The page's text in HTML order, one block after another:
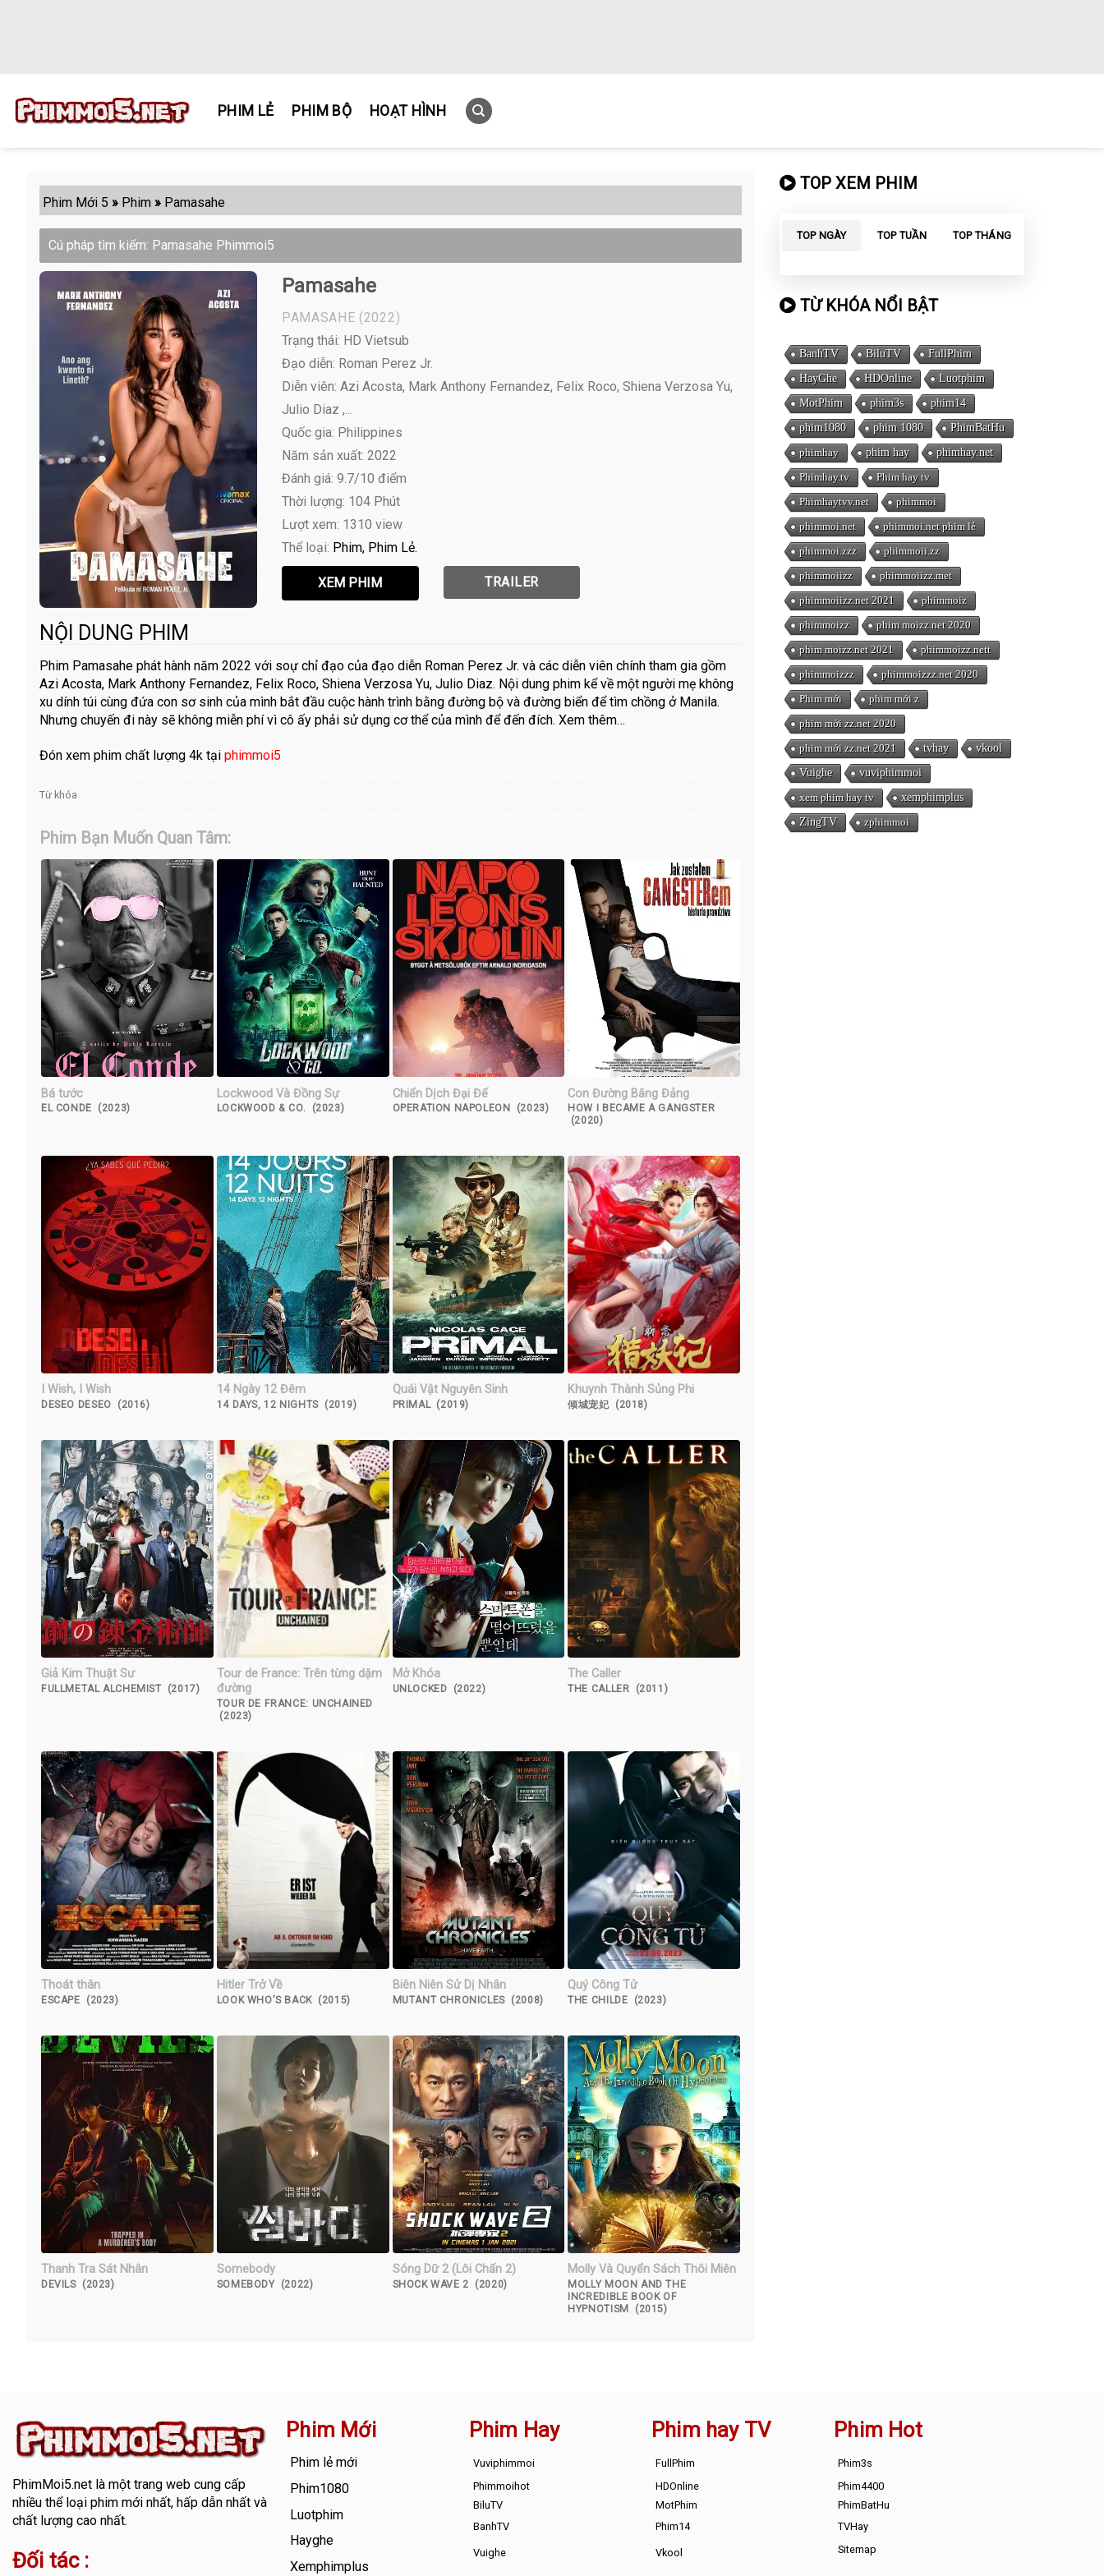
PHIM LẺ PHIM BỘ HOẠT HÌNH
Phim Mới 5 » Phim » Pamasahe
Cú pháp tìm kiếm: Pamasahe Phimmoi5
Pamasahe
PAMASAHE (2022)
Trạng thái: HD Vietsub
Đạo diễn: Roman Perez Jr.
Diễn viên: Azi Acosta, Mark Anthony Fernandez, Felix Roco, Shiena Verzosa Yu,
Julio Diaz ,...
Quốc gia: Philippines
Năm sản xuất: 2022
Đánh giá: 9.7/10 điểm
Thời lượng: 104 Phút
Lượt xem: 1310 view
Thể loại: Phim Phim Lẻ
TRAILER
NỘI DUNG PHIM
Phim Pamasahe phát hành năm 2022 với soự chỉ đạo của đạo diễn Roman Perez Jr. và các diễn viên chính tham gia gồm
Azi Acosta, Mark Anthony Fernandez, Felix Roco, Shiena Verzosa Yu, Julio Diaz. Nội dung phim kể về một người mẹ không
xu dính túi cùng đứa con sơ sinh của mình bắt đầu cuộc hành trình bằng đường bộ và đường biển để tìm chồng ở Manila.
Nhưng chuyến đi này sẽ không miễn phí vì cô ấy phải sử dụng cơ thể của mình để đến đích. Xem thêm…
Đón xem phim chất lượng 4k tại phimmoi5
Từ khóa
Phim Bạn Muốn Quan Tâm:
Bá tước
EL CONDE (2023)
Lockwood Và Đồng Sự
LOCKWOOD & CO. (2023)
Chiến Dịch Đại Đế
OPERATION NAPOLEON (2023)
Con Đường Băng Đảng
HOW I BECAME A GANGSTER
(2020)
I Wish, I Wish
DESEO DESEO (2016)
14 Ngày 12 Đêm
14 DAYS, 12 NIGHTS (2019)
Quái Vật Nguyên Sinh
PRIMAL (2019)
Khuynh Thành Sủng Phi
倾城宠妃 (2018)
Giả Kim Thuật Sư
FULLMETAL ALCHEMIST (2017)
Tour de France: Trên từng dặm
đường
TOUR DE FRANCE: UNCHAINED
(2023)
Mở Khóa
UNLOCKED (2022)
The Caller
THE CALLER (2011)
Thoát thân
ESCAPE (2023)
Hitler Trở Về
LOOK WHO'S BACK (2015)
Biên Niên Sử Dị Nhân
MUTANT CHRONICLES (2008)
Quý Công Tử
THE CHILDE (2023)
Thanh Tra Sát Nhân
DEVILS (2023)
Somebody
SOMEBODY (2022)
Sóng Dữ 2 (Lôi Chấn 2)
SHOCK WAVE 2 (2020)
Molly Và Quyển Sách Thôi Miên
MOLLY MOON AND THE
INCREDIBLE BOOK OF
HYPNOTISM (2015)
TOP XEM PHIM
TOP NGÀY TOP TUẦN TOP THÁNG
TỪ KHÓA NỔI BẬT
BanhTV BiluTV
FullPhim
HayGhe
HDOnline
Luotphim
MotPhim
phim3s
phim14
phim1080
phim 1080
PhimBatHu
phimhay
phim hay
phimhay.net
Phimhay.tv
Phim hay tv
Phimhaytvv.net
phimmoi
phimmoi.net
phimmoi.net phim lẻ
phimmoi.zzz
phimmoii.zz
phimmoiizz
phimmoiizz.met
phimmoiizz.net 2021
phimmoiz
phimmoizz
phim moizz.net 2020
phim moizz.net 2021
phimmoizz.nett
phimmoizzz
phimmoizzz.net 2020
Phim mới
phim mới z
phim mới zz.net 2020
phim mới zz.net 2021
tvhay
vkool
Vuighe
vuviphimmoi
xem phim hay tv
xemphimplus
ZingTV
zphimmoi
PhimMoi5.netlà một trang web cung cấp
nhiều thể loại phim mới nhất, hấp dẫn nhất và
chất lượng cao nhất.
Đối tác :
Phim Mới
Phim lẻ mới
Phim1080
Luotphim
Hayghe
Xemphimplus
Phim Hay
Vuviphimmoi
Phimmoihot
BiluTV
BanhTV
Vuighe
Phim hay TV
FullPhim
HDOnline
MotPhim
Phim14
Vkool
Phim Hot
Phim3s
Phim4400
PhimBatHu
TVHay
Sitemap